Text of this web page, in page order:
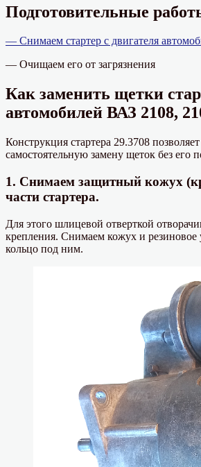
Подготовительные
— Снимаем стартер с двигателя
— Очищаем его от загрязнения
Как заменить щетки
автомобилей ВАЗ 2108,
Конструкция стартера 29.3708
самостоятельную замену щеток без его
1. Снимаем защитный кожух
части стартера.
Для этого шлицевой отверткой
крепления. Снимаем кожух и резиновое
кольцо под ним.